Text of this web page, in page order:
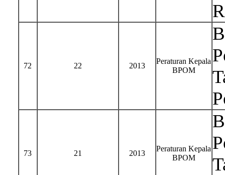
72 22 2013
Peraturan Kepala
BPOM
73 21 2013
Peraturan Kepala
BPOM